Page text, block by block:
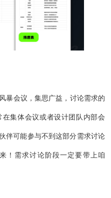
暴会议，集思广益，讨论需求的
集体会议或者设计团队内部会
伴可能参与不到这部分需求讨论
！需求讨论阶段一定要带上咱